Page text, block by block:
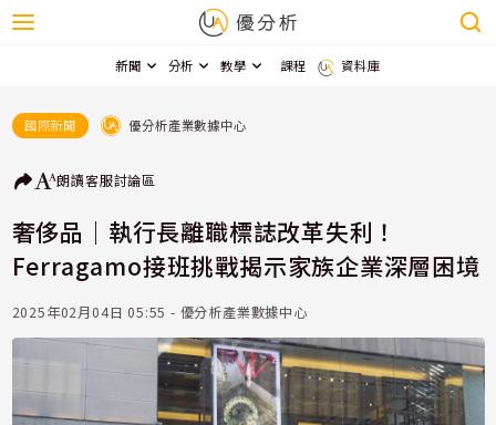
新聞 分析 教學 課程 資料庫
國際新聞 優分析產業數據中心
朗讀客服討論區
奢侈品｜執行長離職標誌改革失利！
Ferragamo接班挑戰揭示家族企業深層困境
2025年02月04日 05:55 - 優分析產業數據中心